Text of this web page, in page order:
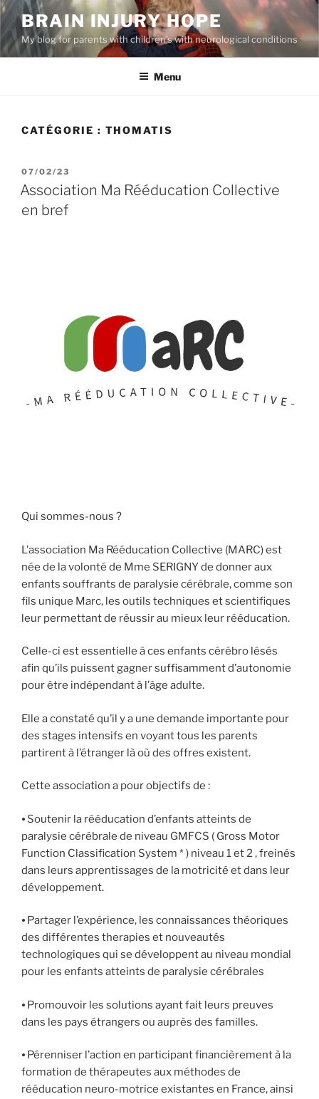
Aller
contenu
principal
BRAIN INJURY HOPE
My blog for parents with children’s with neurological conditions
Menu
CATÉGORIE : THOMATIS
PUBLIÉ
LE
07/02/23
Association Ma Rééducation Collective
en bref
Qui sommes-nous ?
L’association Ma Rééducation Collective (MARC) est
née de la volonté de Mme SERIGNY de donner aux
enfants souffrants de paralysie cérébrale, comme son
fils unique Marc, les outils techniques et scientifiques
leur permettant de réussir au mieux leur rééducation.
Celle-ci est essentielle à ces enfants cérébro lésés
afin qu’ils puissent gagner suffisamment d’autonomie
pour être indépendant à l’âge adulte.
Elle a constaté qu’il y a une demande importante pour
des stages intensifs en voyant tous les parents
partirent à l’étranger là où des offres existent.
Cette association a pour objectifs de :
⦁ Soutenir la rééducation d’enfants atteints de
paralysie cérébrale de niveau GMFCS ( Gross Motor
Function Classification System * ) niveau 1 et 2 , freinés
dans leurs apprentissages de la motricité et dans leur
développement.
⦁ Partager l’expérience, les connaissances théoriques
des différentes therapies et nouveautés
technologiques qui se développent au niveau mondial
pour les enfants atteints de paralysie cérébrales
⦁ Promouvoir les solutions ayant fait leurs preuves
dans les pays étrangers ou auprès des familles.
⦁ Pérenniser l’action en participant financièrement à la
formation de thérapeutes aux méthodes de
rééducation neuro-motrice existantes en France, ainsi